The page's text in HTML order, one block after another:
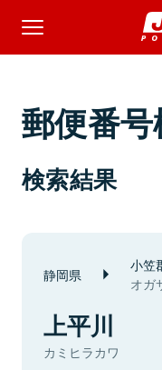
郵便番
検索結果
静岡県 小笠
オガ
上平川
カミヒラカワ